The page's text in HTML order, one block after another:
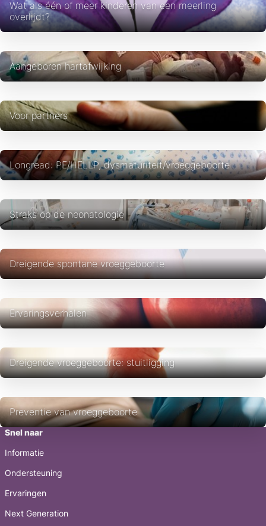
Wat als één of meer kinderen van een meerling
overlijdt?
Aangeboren hartafwijking
Voor partners
Longread: PE/HELLP, dysmaturiteit/vroeggeboorte
Straks op de neonatologie
Dreigende spontane vroeggeboorte
Ervaringsverhalen
Dreigende vroeggeboorte: stuitligging
Preventie van vroeggeboorte
Snel naar
Informatie
Ondersteuning
Ervaringen
Next Generation